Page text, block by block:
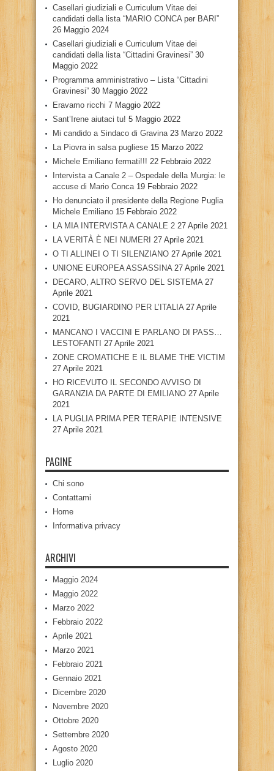
Casellari giudiziali e Curriculum Vitae dei
candidati della lista “MARIO CONCA per BARI”
26 Maggio 2024
Casellari giudiziali e Curriculum Vitae dei
candidati della lista “Cittadini Gravinesi” 30
Maggio 2022
Programma amministrativo – Lista “Cittadini
Gravinesi” 30 Maggio 2022
Eravamo ricchi 7 Maggio 2022
Sant’Irene aiutaci tu! 5 Maggio 2022
Mi candido a Sindaco di Gravina 23 Marzo 2022
La Piovra in salsa pugliese 15 Marzo 2022
Michele Emiliano fermati!!! 22 Febbraio 2022
Intervista a Canale 2 – Ospedale della Murgia: le
accuse di Mario Conca 19 Febbraio 2022
Ho denunciato il presidente della Regione Puglia
Michele Emiliano 15 Febbraio 2022
LA MIA INTERVISTA A CANALE 2 27 Aprile 2021
LA VERITÀ È NEI NUMERI 27 Aprile 2021
O TI ALLINEI O TI SILENZIANO 27 Aprile 2021
UNIONE EUROPEA ASSASSINA 27 Aprile 2021
DECARO, ALTRO SERVO DEL SISTEMA 27
Aprile 2021
COVID, BUGIARDINO PER L’ITALIA 27 Aprile
2021
MANCANO I VACCINI E PARLANO DI PASS…
LESTOFANTI 27 Aprile 2021
ZONE CROMATICHE E IL BLAME THE VICTIM
27 Aprile 2021
HO RICEVUTO IL SECONDO AVVISO DI
GARANZIA DA PARTE DI EMILIANO 27 Aprile
2021
LA PUGLIA PRIMA PER TERAPIE INTENSIVE
27 Aprile 2021
PAGINE
Chi sono
Contattami
Home
Informativa privacy
ARCHIVI
Maggio 2024
Maggio 2022
Marzo 2022
Febbraio 2022
Aprile 2021
Marzo 2021
Febbraio 2021
Gennaio 2021
Dicembre 2020
Novembre 2020
Ottobre 2020
Settembre 2020
Agosto 2020
Luglio 2020